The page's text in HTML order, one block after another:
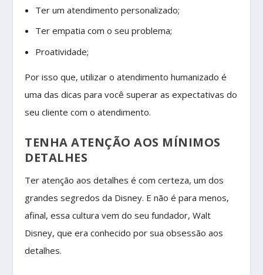
Ter um atendimento personalizado;
Ter empatia com o seu problema;
Proatividade;
Por isso que, utilizar o atendimento humanizado é
uma das dicas para você superar as expectativas do
seu cliente com o atendimento.
TENHA ATENÇÃO AOS MÍNIMOS
DETALHES
Ter atenção aos detalhes é com certeza, um dos
grandes segredos da Disney. E não é para menos,
afinal, essa cultura vem do seu fundador, Walt
Disney, que era conhecido por sua obsessão aos
detalhes.